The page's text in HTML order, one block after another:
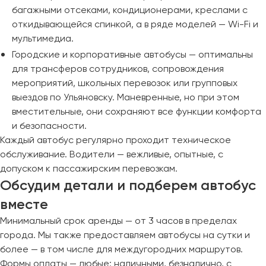
багажными отсеками, кондиционерами, креслами с
откидывающейся спинкой, а в ряде моделей — Wi-Fi и
мультимедиа.
Городские и корпоративные автобусы — оптимальны
для трансферов сотрудников, сопровождения
мероприятий, школьных перевозок или групповых
выездов по Ульяновску. Маневренные, но при этом
вместительные, они сохраняют все функции комфорта
и безопасности.
Каждый автобус регулярно проходит техническое
обслуживание. Водители — вежливые, опытные, с
допуском к пассажирским перевозкам.
Обсудим детали и подберем автобус
вместе
Минимальный срок аренды — от 3 часов в пределах
города. Мы также предоставляем автобусы на сутки и
более — в том числе для междугородних маршрутов.
Формы оплаты — любые: наличными, безналично, с